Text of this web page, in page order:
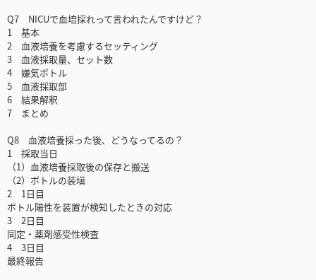
Q7 NICUで血培採れって言われたんですけど？
1 基本
2 血液培養を考慮するセッティング
3 血液採取量、セット数
4 嫌気ボトル
5 血液採取部
6 結果解釈
7 まとめ
Q8 血液培養採った後、どうなってるの？
1 採取当日
（1）血液培養採取後の保存と搬送
（2）ボトルの装塡
2 1日目
ボトル陽性を装置が検知したときの対応
3 2日目
同定・薬剤感受性検査
4 3日目
最終報告